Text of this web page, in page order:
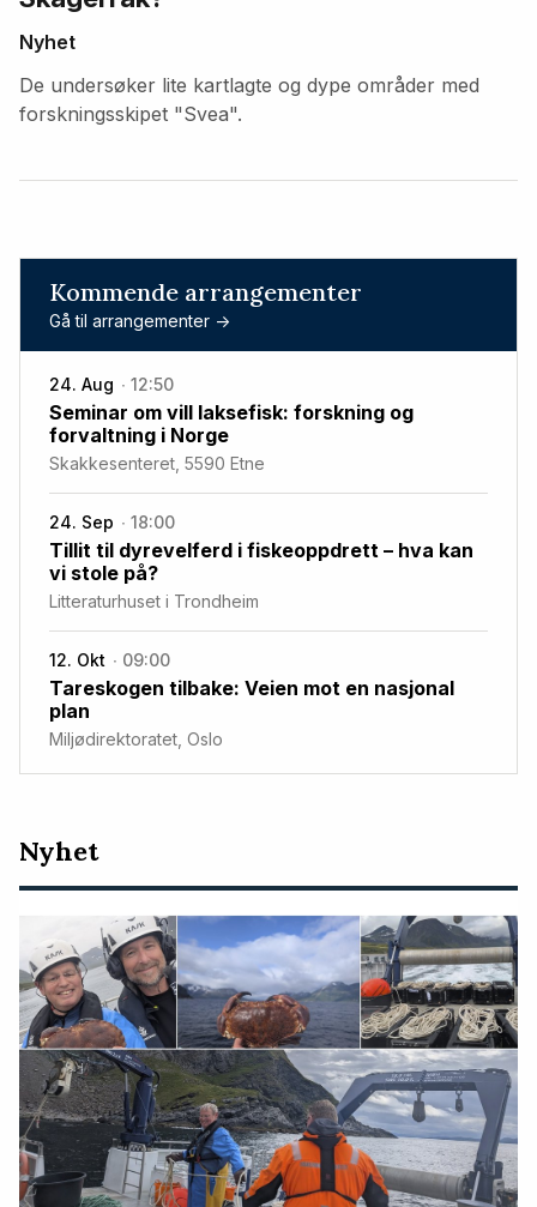
Nyhet
De undersøker lite kartlagte og dype områder med
forskningsskipet "Svea".
Kommende arrangementer
Gå til arrangementer ->
24. Aug 12:50
Seminar om vill laksefisk: forskning og
forvaltning i Norge
Skakkesenteret, 5590 Etne
24. Sep 18:00
Tillit til dyrevelferd i fiskeoppdrett – hva kan
vi stole på?
Litteraturhuset i Trondheim
12. Okt 09:00
Tareskogen tilbake: Veien mot en nasjonal
plan
Miljødirektoratet, Oslo
Nyeste
artikler
Nyhet